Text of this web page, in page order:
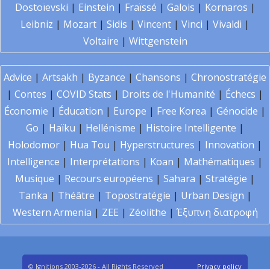
Dostoïevski | Einstein | Fraïssé | Galois | Kornaros |
Leibniz | Mozart | Sidis | Vincent | Vinci | Vivaldi |
Voltaire | Wittgenstein
Advice | Artsakh | Byzance | Chansons | Chronostratégie
| Contes | COVID Stats | Droits de l'Humanité | Échecs |
Économie | Éducation | Europe | Free Korea | Génocide |
Go | Haïku | Hellénisme | Histoire Intelligente |
Holodomor | Hua Tou | Hyperstructures | Innovation |
Intelligence | Interprétations | Koan | Mathématiques |
Musique | Recours européens | Sahara | Stratégie |
Tanka | Théâtre | Topostratégie | Urban Design |
Western Armenia | ZEE | Zéolithe | Έξυπνη διατροφή
© Ignitions 2003-2026 - All Rights Reserved Privacy policy